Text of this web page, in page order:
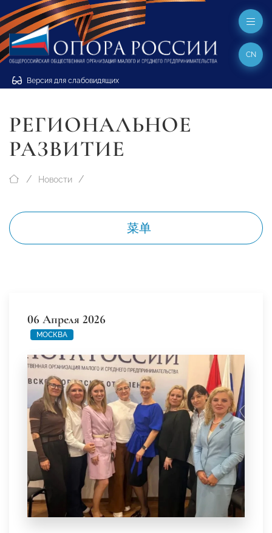
Версия для слабовидящих
CN
РЕГИОНАЛЬНОЕ
РАЗВИТИЕ
Новости
菜单
06 Апреля 2026
МОСКВА